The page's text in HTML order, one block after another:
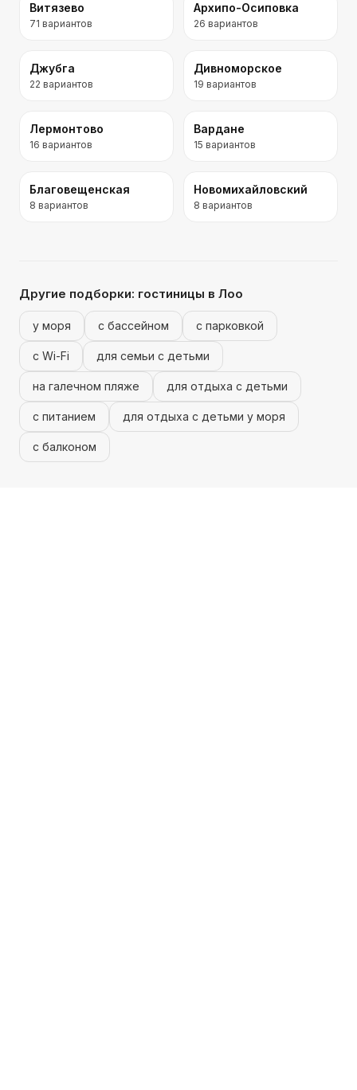
Витязево
71 вариантов
Архипо-Осиповка
26 вариантов
Джубга
22 вариантов
Дивноморское
19 вариантов
Лермонтово
16 вариантов
Вардане
15 вариантов
Благовещенская
8 вариантов
Новомихайловский
8 вариантов
Другие подборки: гостиницы в Лоо
у моря с бассейном с парковкой
с Wi-Fi для семьи с детьми
на галечном пляже для отдыха с детьми
с питанием для отдыха с детьми у моря
с балконом